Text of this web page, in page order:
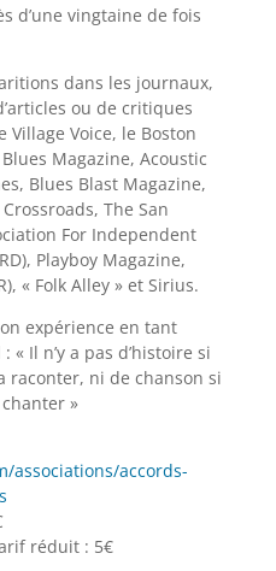
d’une vingtaine de fois
dans les journaux,
ou de critiques
Village Voice, le Boston
Magazine, Acoustic
Blues Blast Magazine,
The San
For Independent
Playboy Magazine,
« Folk Alley » et Sirius.
expérience en tant
Il n’y a pas d’histoire si
raconter, ni de chanson si
»
associations/accords-
réduit : 5€